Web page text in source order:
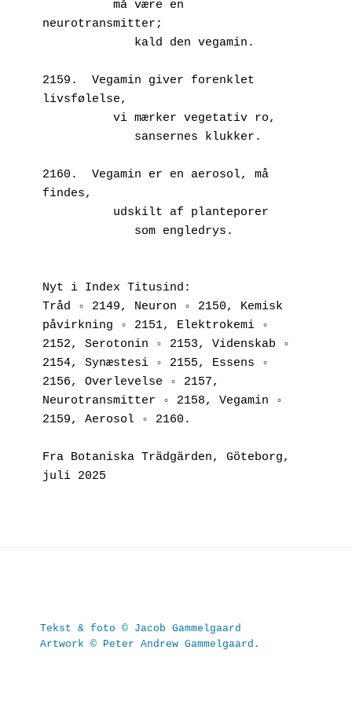
neurotransmitter;
             kald den vegamin.
2159.  Vegamin giver forenklet
livsfølelse,
          vi mærker vegetativ ro,
             sansernes klukker.
2160.  Vegamin er en aerosol, må
findes,
          udskilt af planteporer
             som engledrys.
Nyt i Index Titusind:
Tråd ◦ 2149, Neuron ◦ 2150, Kemisk
påvirkning ◦ 2151, Elektrokemi ◦
2152, Serotonin ◦ 2153, Videnskab ◦
2154, Synæstesi ◦ 2155, Essens ◦
2156, Overlevelse ◦ 2157,
Neurotransmitter ◦ 2158, Vegamin ◦
2159, Aerosol ◦ 2160.
Fra Botaniska Trädgärden, Göteborg,
juli 2025
Tekst & foto © Jacob Gammelgaard
Artwork © Peter Andrew Gammelgaard.